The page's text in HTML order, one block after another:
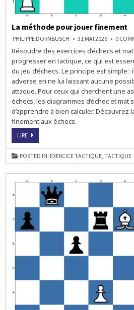
La méthode pour jouer finement
PHILIPPE DORNBUSCH 31 MAI 2026 0
Résoudre des exercices d’échecs et
progresser en tactique, ce qui est
du jeu d’échecs. Le principe est simple :
adverse en ne lui laissant aucune
attaque. Pour ceux qui cherchent une
échecs, les diagrammes d’échec et
d’apprendre à bien calculer.
finement aux échecs.
LIRELA
POUR
JOUER
FINEMENT
POSTED IN: EXERCICE TACTIQUE,TACTIQUE